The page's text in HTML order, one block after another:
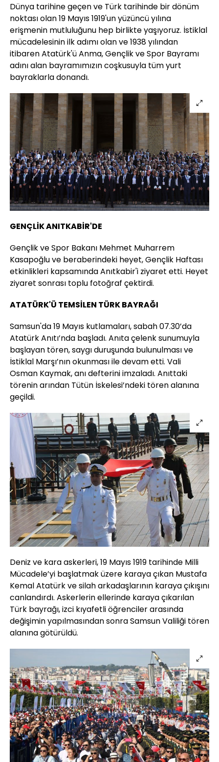
Dünya tarihine geçen ve Türk tarihinde bir dönüm
noktası olan 19 Mayıs 1919'un yüzüncü yılına
erişmenin mutluluğunu hep birlikte yaşıyoruz. İstiklal
mücadelesinin ilk adımı olan ve 1938 yılından
itibaren Atatürk'ü Anma, Gençlik ve Spor Bayramı
adını alan bayramımızın coşkusuyla tüm yurt
bayraklarla donandı.
GENÇLİK ANITKABİR'DE
Gençlik ve Spor Bakanı Mehmet Muharrem
Kasapoğlu ve beraberindeki heyet, Gençlik Haftası
etkinlikleri kapsamında Anıtkabir'i ziyaret etti. Heyet
ziyaret sonrası toplu fotoğraf çektirdi.
ATATÜRK'Ü TEMSİLEN TÜRK BAYRAĞI
Samsun'da 19 Mayıs kutlamaları, sabah 07.30’da
Atatürk Anıtı’nda başladı. Anıta çelenk sunumuyla
başlayan tören, saygı duruşunda bulunulması ve
İstiklal Marşı’nın okunması ile devam etti. Vali
Osman Kaymak, anı defterini imzaladı. Anıttaki
törenin arından Tütün İskelesi’ndeki tören alanına
geçildi.
Deniz ve kara askerleri, 19 Mayıs 1919 tarihinde Milli
Mücadele’yi başlatmak üzere karaya çıkan Mustafa
Kemal Atatürk ve silah arkadaşlarının karaya çıkışını
canlandırdı. Askerlerin ellerinde karaya çıkarılan
Türk bayrağı, izci kıyafetli öğrenciler arasında
değişimin yapılmasından sonra Samsun Valiliği tören
alanına götürüldü.